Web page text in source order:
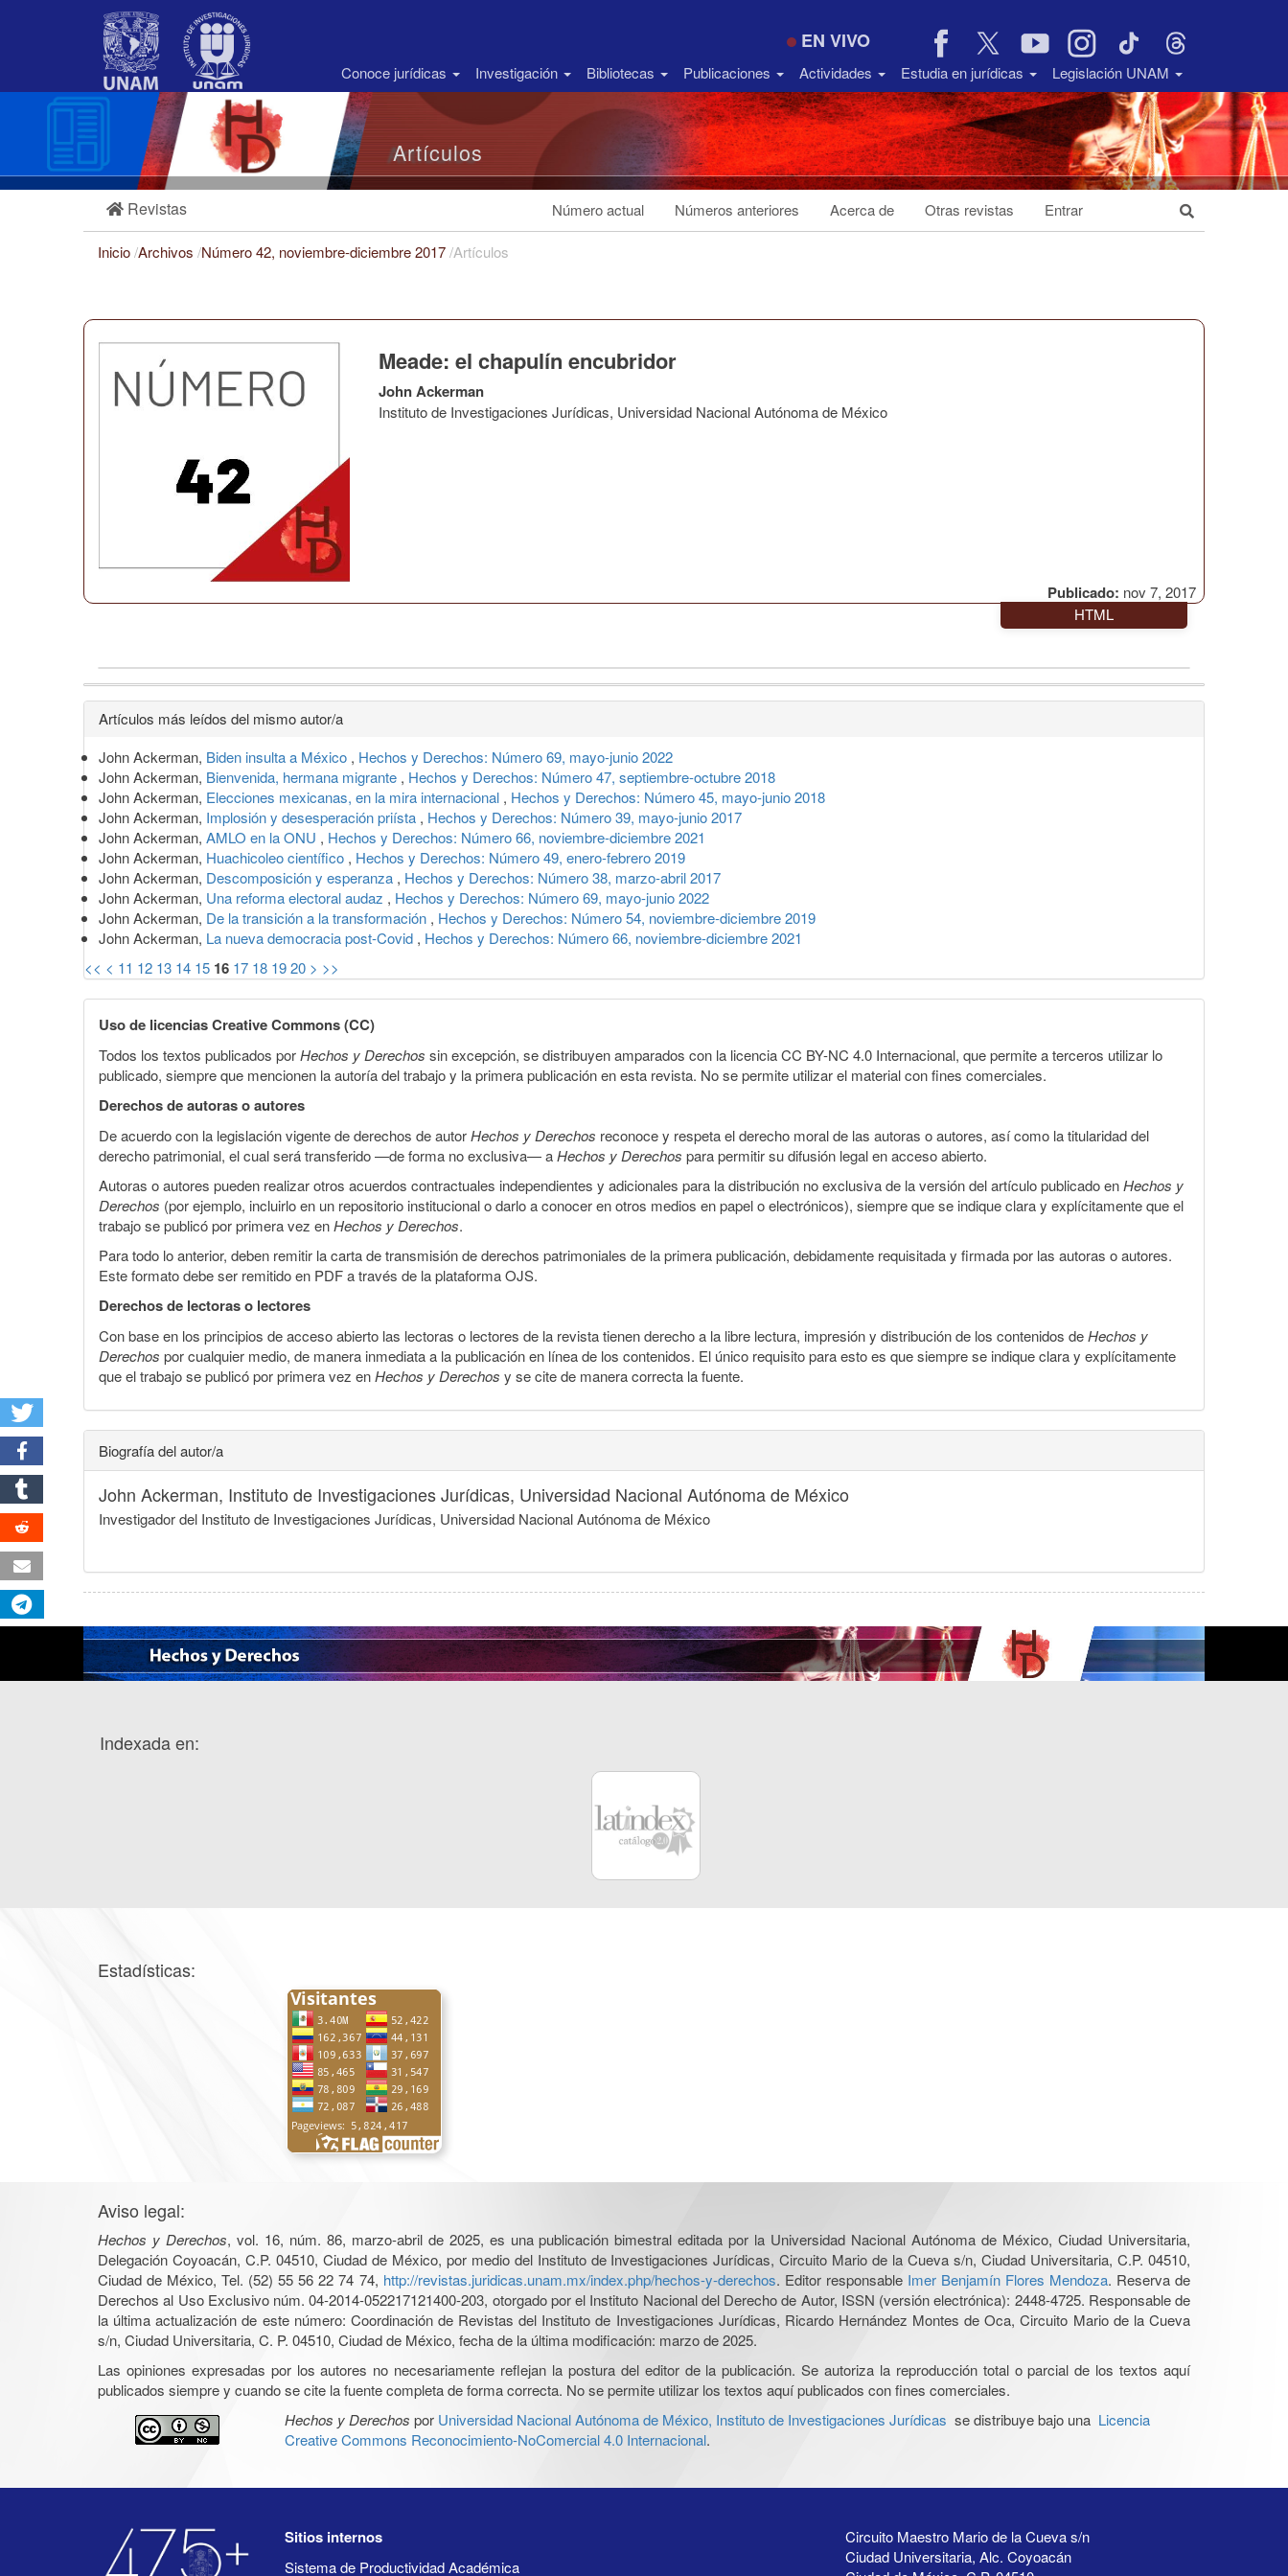
Barra
EN VIVO
Conoce jurídicas Investigación Bibliotecas Publicaciones Actividades Estudia en jurídicas Legislación UNAM
Artículos
Revistas Número actual Números anteriores Acerca de Otras revistas Entrar
Inicio/Archivos /Número 42, noviembre-diciembre 2017/Artículos
Publicado: nov 7, 2017
Meade: el chapulín encubridor
John Ackerman
Instituto de Investigaciones Jurídicas, Universidad Nacional Autónoma de México
HTML
Detalles
del
artículo
Artículos más leídos del mismo autor/a
John Ackerman, Biden insulta a México , Hechos y Derechos: Número 69, mayo-junio 2022
John Ackerman, Bienvenida, hermana migrante , Hechos y Derechos: Número 47, septiembre-octubre 2018
John Ackerman, Elecciones mexicanas, en la mira internacional , Hechos y Derechos: Número 45, mayo-junio 2018
John Ackerman, Implosión y desesperación priísta , Hechos y Derechos: Número 39, mayo-junio 2017
John Ackerman, AMLO en la ONU , Hechos y Derechos: Número 66, noviembre-diciembre 2021
John Ackerman, Huachicoleo científico , Hechos y Derechos: Número 49, enero-febrero 2019
John Ackerman, Descomposición y esperanza , Hechos y Derechos: Número 38, marzo-abril 2017
John Ackerman, Una reforma electoral audaz , Hechos y Derechos: Número 69, mayo-junio 2022
John Ackerman, De la transición a la transformación , Hechos y Derechos: Número 54, noviembre-diciembre 2019
John Ackerman, La nueva democracia post-Covid , Hechos y Derechos: Número 66, noviembre-diciembre 2021
<< < 11 12 13 14 15 16 17 18 1920 > >>
Uso de licencias Creative Commons (CC)
Todos los textos publicados porHechos y Derechos sin excepción, se distribuyen amparados con la licencia CC BY-NC 4.0 Internacional, que permite a terceros utilizar lo
publicado, siempre que mencionen la autoría del trabajo y la primera publicación en esta revista. No se permite utilizar el material con fines comerciales.
Derechos de autoras o autores
De acuerdo con la legislación vigente de derechos de autorHechos y Derechos reconoce y respeta el derecho moral de las autoras o autores, así como la titularidad del
derecho patrimonial, el cual será transferido —de forma no exclusiva— aHechos y Derechos para permitir su difusión legal en acceso abierto.
Autoras o autores pueden realizar otros acuerdos contractuales independientes y adicionales para la distribución no exclusiva de la versión del artículo publicado enHechos y
Derechos (por ejemplo, incluirlo en un repositorio institucional o darlo a conocer en otros medios en papel o electrónicos), siempre que se indique clara y explícitamente que el
trabajo se publicó por primera vez enHechos y Derechos.
Para todo lo anterior, deben remitir la carta de transmisión de derechos patrimoniales de la primera publicación, debidamente requisitada y firmada por las autoras o autores.
Este formato debe ser remitido en PDF a través de la plataforma OJS.
Derechos de lectoras o lectores
Con base en los principios de acceso abierto las lectoras o lectores de la revista tienen derecho a la libre lectura, impresión y distribución de los contenidos deHechos y
Derechos por cualquier medio, de manera inmediata a la publicación en línea de los contenidos. El único requisito para esto es que siempre se indique clara y explícitamente
que el trabajo se publicó por primera vez enHechos y Derechos y se cite de manera correcta la fuente.
Biografía del autor/a
John Ackerman, Instituto de Investigaciones Jurídicas, Universidad Nacional Autónoma de México
Investigador del Instituto de Investigaciones Jurídicas, Universidad Nacional Autónoma de México
Indexada en:
Estadísticas:
Aviso legal:
Hechos y Derechos, vol. 16, núm. 86, marzo-abril de 2025, es una publicación bimestral editada por la Universidad Nacional Autónoma de México, Ciudad Universitaria,
Delegación Coyoacán, C.P. 04510, Ciudad de México, por medio del Instituto de Investigaciones Jurídicas, Circuito Mario de la Cueva s/n, Ciudad Universitaria, C.P. 04510,
Ciudad de México, Tel. (52) 55 56 22 74 74, http://revistas.juridicas.unam.mx/index.php/hechos-y-derechos. Editor responsable Imer Benjamín Flores Mendoza. Reserva de
Derechos al Uso Exclusivo núm. 04-2014-052217121400-203, otorgado por el Instituto Nacional del Derecho de Autor, ISSN (versión electrónica): 2448-4725. Responsable de
la última actualización de este número: Coordinación de Revistas del Instituto de Investigaciones Jurídicas, Ricardo Hernández Montes de Oca, Circuito Mario de la Cueva
s/n, Ciudad Universitaria, C. P. 04510, Ciudad de México, fecha de la última modificación: marzo de 2025.
Las opiniones expresadas por los autores no necesariamente reflejan la postura del editor de la publicación. Se autoriza la reproducción total o parcial de los textos aquí
publicados siempre y cuando se cite la fuente completa de forma correcta. No se permite utilizar los textos aquí publicados con fines comerciales.
Hechos y Derechos por Universidad Nacional Autónoma de México, Instituto de Investigaciones Jurídicas se distribuye bajo una Licencia
Creative Commons Reconocimiento-NoComercial 4.0 Internacional.
Sitios internos
Sistema de Productividad Académica
Circuito Maestro Mario de la Cueva s/n
Ciudad Universitaria, Alc. Coyoacán